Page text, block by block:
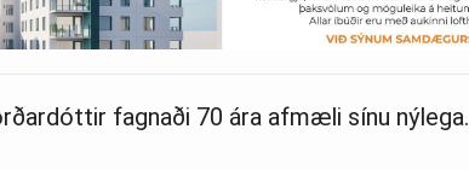
fagnaði 70 ára afmæli sínu nýlega.